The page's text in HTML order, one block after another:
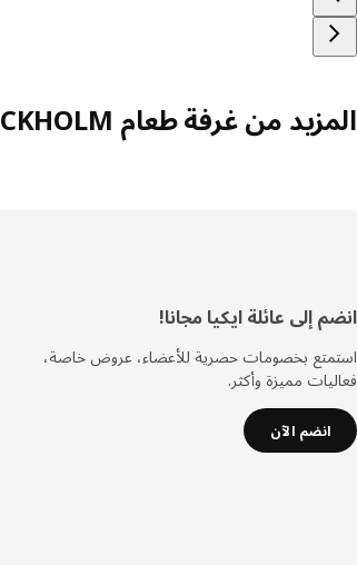
المزيد من غرفة طعام STOCKHOLM
أسفل
الصفحة
انضم إلى عائلة ايكيا مجانا!
استمتع بخصومات حصرية للأعضاء، عروض خاصة،
فعاليات مميزة وأكثر.
انضم الآن